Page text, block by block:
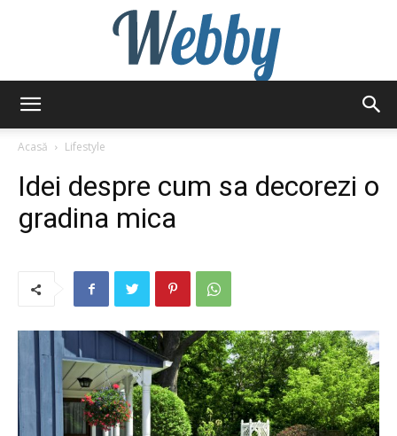
Acasă
Lifestyle
Idei despre cum sa decorezi o
gradina mica